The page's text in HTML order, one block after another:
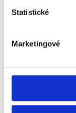
Statistické
Marketingové